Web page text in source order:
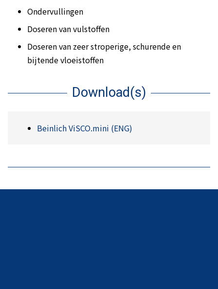
Ondervullingen
Doseren van vulstoffen
Doseren van zeer stroperige, schurende en
bijtende vloeistoffen
Download(s)
Beinlich ViSCO.mini (ENG)